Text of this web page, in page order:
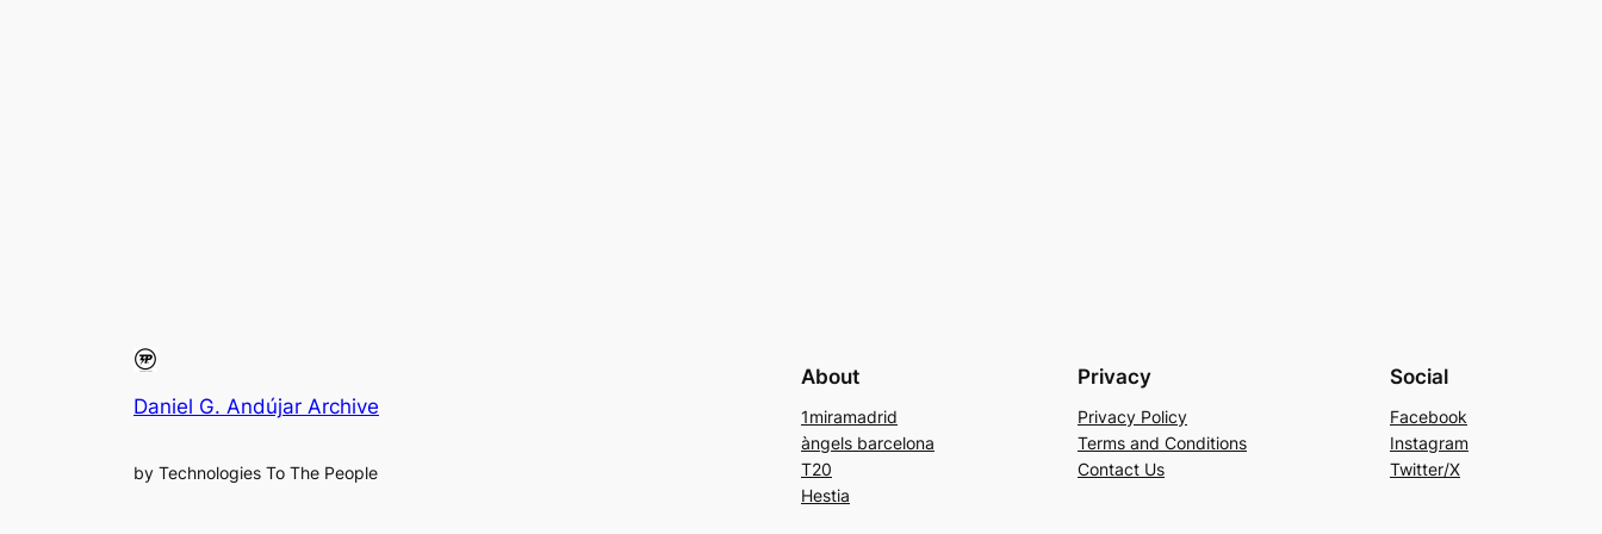
Daniel G. Andújar Archive
by Technologies To The People
About
1miramadrid
àngels barcelona
T20
Hestia
Privacy
Privacy Policy
Terms and Conditions
Contact Us
Social
Facebook
Instagram
Twitter/X